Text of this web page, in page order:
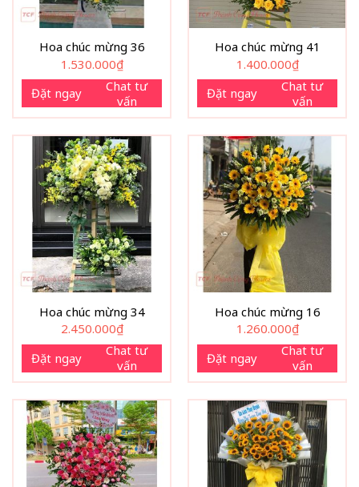
Hoa chúc mừng 36
1.530.000₫
Đặt ngay
Chat tư
vấn
Hoa chúc mừng 41
1.400.000₫
Đặt ngay
Chat tư
vấn
Hoa chúc mừng 34
2.450.000₫
Đặt ngay
Chat tư
vấn
Hoa chúc mừng 16
1.260.000₫
Đặt ngay
Chat tư
vấn